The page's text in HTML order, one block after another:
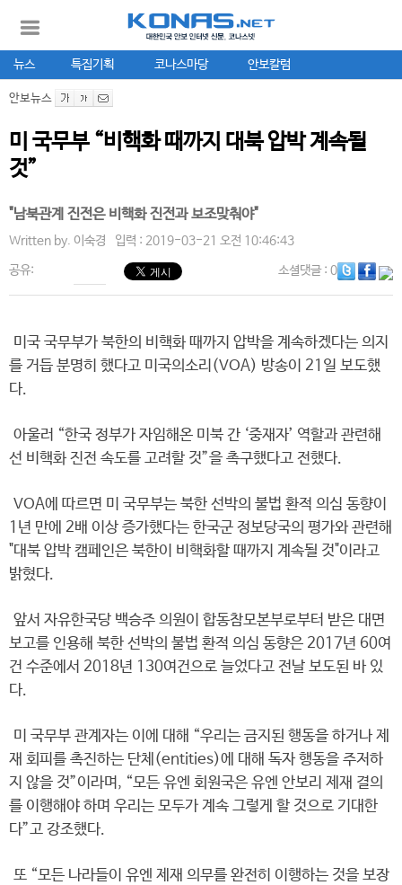
뉴스 특집기획 코나스마당 안보칼럼
안보뉴스
미 국무부 “비핵화 때까지 대북 압박 계속될
것”
"남북관계 진전은 비핵화 진전과 보조맞춰야"
Written by. 이숙경 입력 : 2019-03-21 오전 10:46:43
공유: 소셜댓글: 0
미국 국무부가 북한의 비핵화 때까지 압박을 계속하겠다는 의지
를 거듭 분명히 했다고 미국의소리(VOA) 방송이 21일 보도했
다.
아울러 “한국 정부가 자임해온 미북 간 ‘중재자’ 역할과 관련해
선 비핵화 진전 속도를 고려할 것”을 촉구했다고 전했다.
VOA에 따르면 미 국무부는 북한 선박의 불법 환적 의심 동향이
1년 만에 2배 이상 증가했다는 한국군 정보당국의 평가와 관련해
"대북 압박 캠페인은 북한이 비핵화할 때까지 계속될 것"이라고
밝혔다.
앞서 자유한국당 백승주 의원이 합동참모본부로부터 받은 대면
보고를 인용해 북한 선박의 불법 환적 의심 동향은 2017년 60여
건 수준에서 2018년 130여건으로 늘었다고 전날 보도된 바 있
다.
미 국무부 관계자는 이에 대해 “우리는 금지된 행동을 하거나 제
재 회피를 촉진하는 단체(entities)에 대해 독자 행동을 주저하
지 않을 것”이라며, “모든 유엔 회원국은 유엔 안보리 제재 결의
를 이행해야 하며 우리는 모두가 계속 그렇게 할 것으로 기대한
다”고 강조했다.
또 “모든 나라들이 유엔 제재 의무를 완전히 이행하는 것을 보장